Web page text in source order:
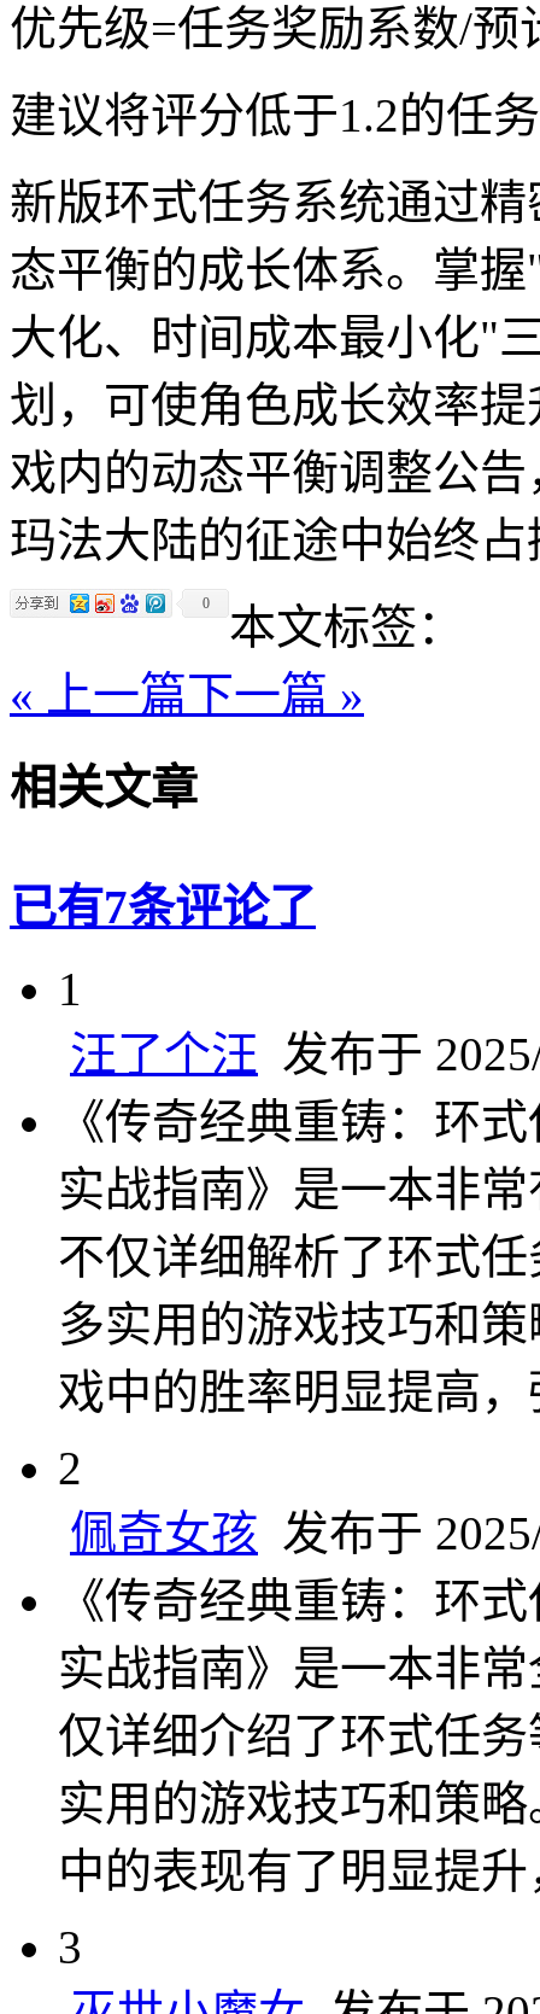
优先级=任务奖励系数/预
建议将评分低于1.2的任
新版环式任务系统通过
态平衡的成长体系。掌
大化、时间成本最小化"
划，可使角色成长效率
戏内的动态平衡调整公
玛法大陆的征途中始终
0
本文标签：
« 上一篇下一篇 »
相关文章
已有7条评论了
1
汪了个汪 发布于
《传奇经典重铸：环
实战指南》是一本非
不仅详细解析了环式
多实用的游戏技巧和
戏中的胜率明显提高
2
佩奇女孩 发布于
《传奇经典重铸：环
实战指南》是一本非
仅详细介绍了环式任
实用的游戏技巧和策
中的表现有了明显提
3